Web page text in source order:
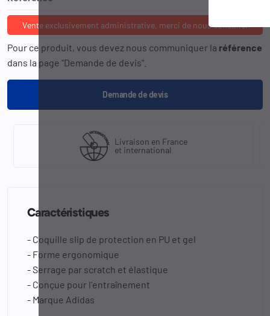
Vente exclusivement administrative, merci de nous consulter
Pour ce produit, vous devez nous communiquer la référence
dans la page "Demande de devis".
Demande de devis
Livraison en France
et international
Caractéristiques
- Coquille slip de protection en PU et gel
- Forme ergonomique
- Serrage par scratch et élastique
- Conçue pour l'entraînement
- Marque Adidas